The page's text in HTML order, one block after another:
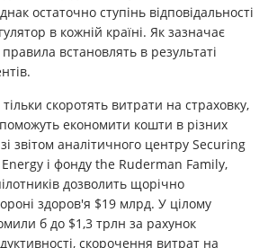
остаточно ступінь відповідальності
в кожній країні. Як зазначає
встановлять в результаті
скоротять витрати на страховку,
економити кошти в різних
звітом аналітичного центру Securing
і фонду the Ruderman Family,
дозволить щорічно
здоров'я $19 млрд. У цілому
б до $1,3 трлн за рахунок
скорочення витрат на